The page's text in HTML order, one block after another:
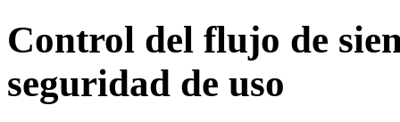
Control del flujo de
seguridad de uso